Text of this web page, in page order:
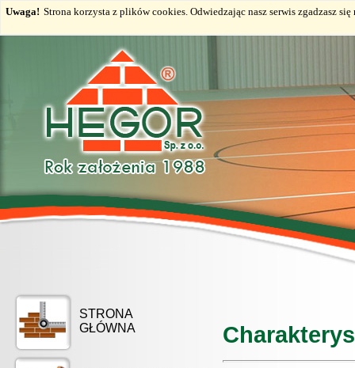
Uwaga! Strona korzysta z plików cookies. Odwiedzając nasz serwis zgadzasz
STRONA
GŁÓWNA